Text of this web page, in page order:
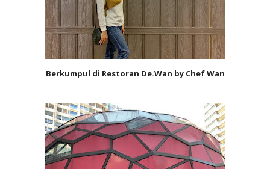
Berkumpul di Restoran De.Wan by Chef Wan